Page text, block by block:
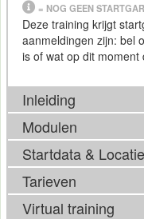
= NOG GEEN
Deze training krijgt
aanmeldingen zijn: bel
is of wat op dit moment
Inleiding
De programmeertaal C
de beginjaren ‘70 van
gebruikt. Momenteel
toepassingen: in
op draait die robuust
tegen de hardware aan
Modulen
Tijdens de Training C
onderstaande
ontwikkelingen op het
trainingsinhoud hier
Startdata &
Kies uit 6 locatie(s) in
Antwerpen.
Tarieven
Virtual training